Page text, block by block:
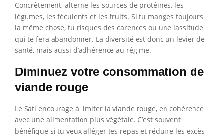
Concrètement, alterne les sources de protéines, les
légumes, les féculents et les fruits. Si tu manges toujours
la même chose, tu risques des carences ou une lassitude
qui te fera abandonner. La diversité est donc un levier de
santé, mais aussi d’adhérence au régime.
Diminuez votre consommation de
viande rouge
Le Sati encourage à limiter la viande rouge, en cohérence
avec une alimentation plus végétale. C’est souvent
bénéfique si tu veux alléger tes repas et réduire les excès